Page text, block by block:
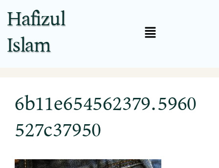
Hafizul
Islam
6b11e654562379.5960
527c37950